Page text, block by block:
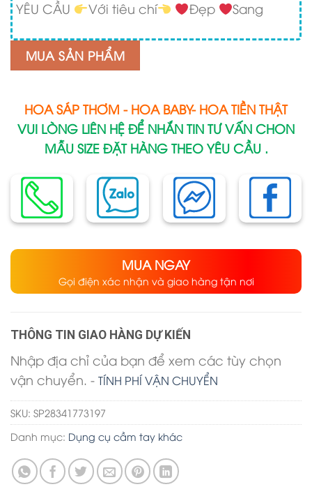
YÊU CẦU
Với tiêu chí Đẹp Sang
MUA SẢN PHẨM
HOA SÁP THƠM - HOA BABY- HOA TIỀN THẬT
VUI LÒNG LIÊN HỆ ĐỂ NHẮN TIN TƯ VẤN CHON
MẪU SIZE ĐẶT HÀNG THEO YÊU CẦU .
MUA NGAY
Gọi điện xác nhận và giao hàng tận nơi
THÔNG TIN GIAO HÀNG DỰ KIẾN
Nhập địa chỉ của bạn để xem các tùy chọn
vận chuyển. - TÍNH PHÍ VẬN CHUYỂN
SKU: SP28341773197
Danh mục: Dụng cụ cầm tay khác